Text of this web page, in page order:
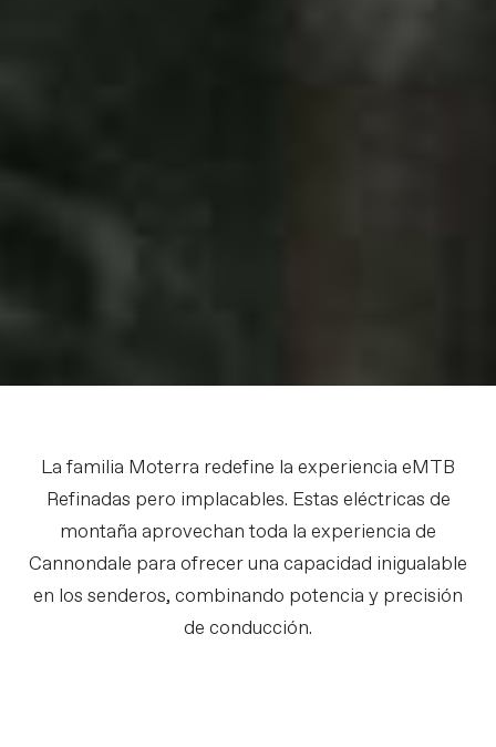
La familia Moterra redefine la experiencia eMTB
Refinadas pero implacables. Estas eléctricas de
montaña aprovechan toda la experiencia de
Cannondale para ofrecer una capacidad inigualable
en los senderos, combinando potencia y precisión
de conducción.